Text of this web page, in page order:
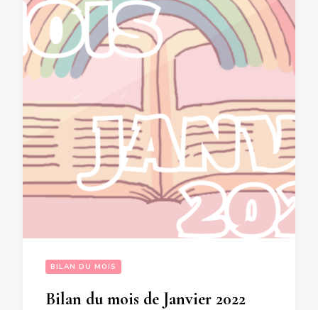
BILAN DU MOIS
Bilan du mois de Janvier 2022